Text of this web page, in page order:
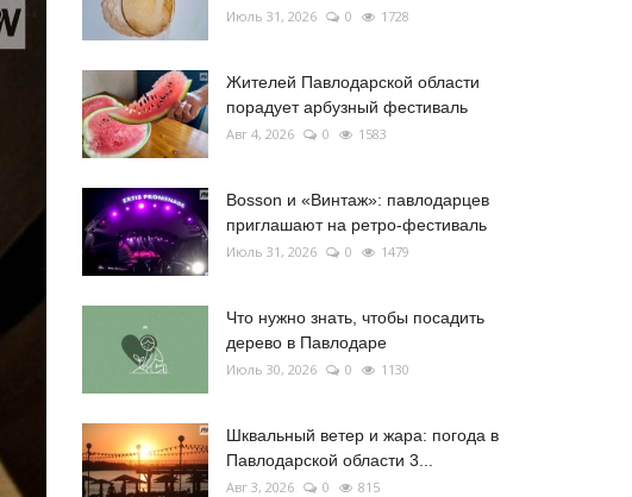
Июль 31, 2026 0 1728
Жителей Павлодарской области
порадует арбузный фестиваль
Авг 4, 2026 0 1583
Bosson и «Винтаж»: павлодарцев
приглашают на ретро-фестиваль
Июль 31, 2026 0 1479
Что нужно знать, чтобы посадить
дерево в Павлодаре
Июль 30, 2026 0 1130
Шквальный ветер и жара: погода в
Павлодарской области 3...
Авг 3, 2026 0 815